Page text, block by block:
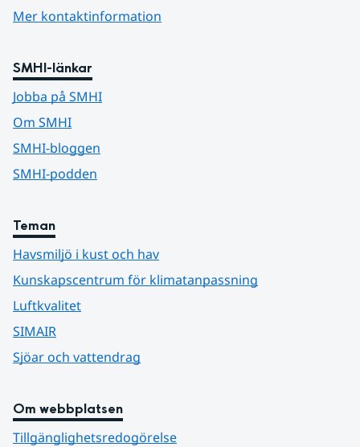
Mer kontaktinformation
SMHI-länkar
Jobba på SMHI
Om SMHI
SMHI-bloggen
SMHI-podden
Teman
Havsmiljö i kust och hav
Kunskapscentrum för klimatanpassning
Luftkvalitet
SIMAIR
Sjöar och vattendrag
Om webbplatsen
Tillgänglighetsredogörelse